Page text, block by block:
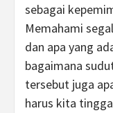
sebagai
Memahami
dan apa yang
bagaimana
tersebut juga
harus kita